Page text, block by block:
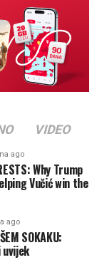
VIDEO
ago
Why Trump
Vučić win the
ago
SOKAKU: